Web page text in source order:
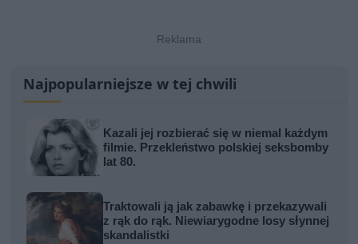
Najpopularniejsze w tej chwili
Kazali jej rozbierać się w niemal każdym
filmie. Przekleństwo polskiej seksbomby
lat 80.
Traktowali ją jak zabawkę i przekazywali
z rąk do rąk. Niewiarygodne losy słynnej
skandalistki